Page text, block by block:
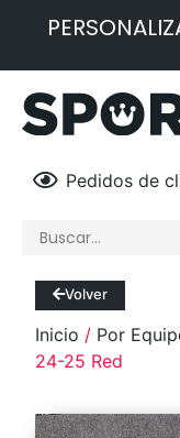
Pedidos de
Volver
Inicio / Por
24-25 Red